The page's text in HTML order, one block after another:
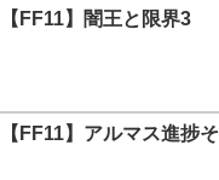
【FF11】闇王と限界3
【FF11】アルマス進捗